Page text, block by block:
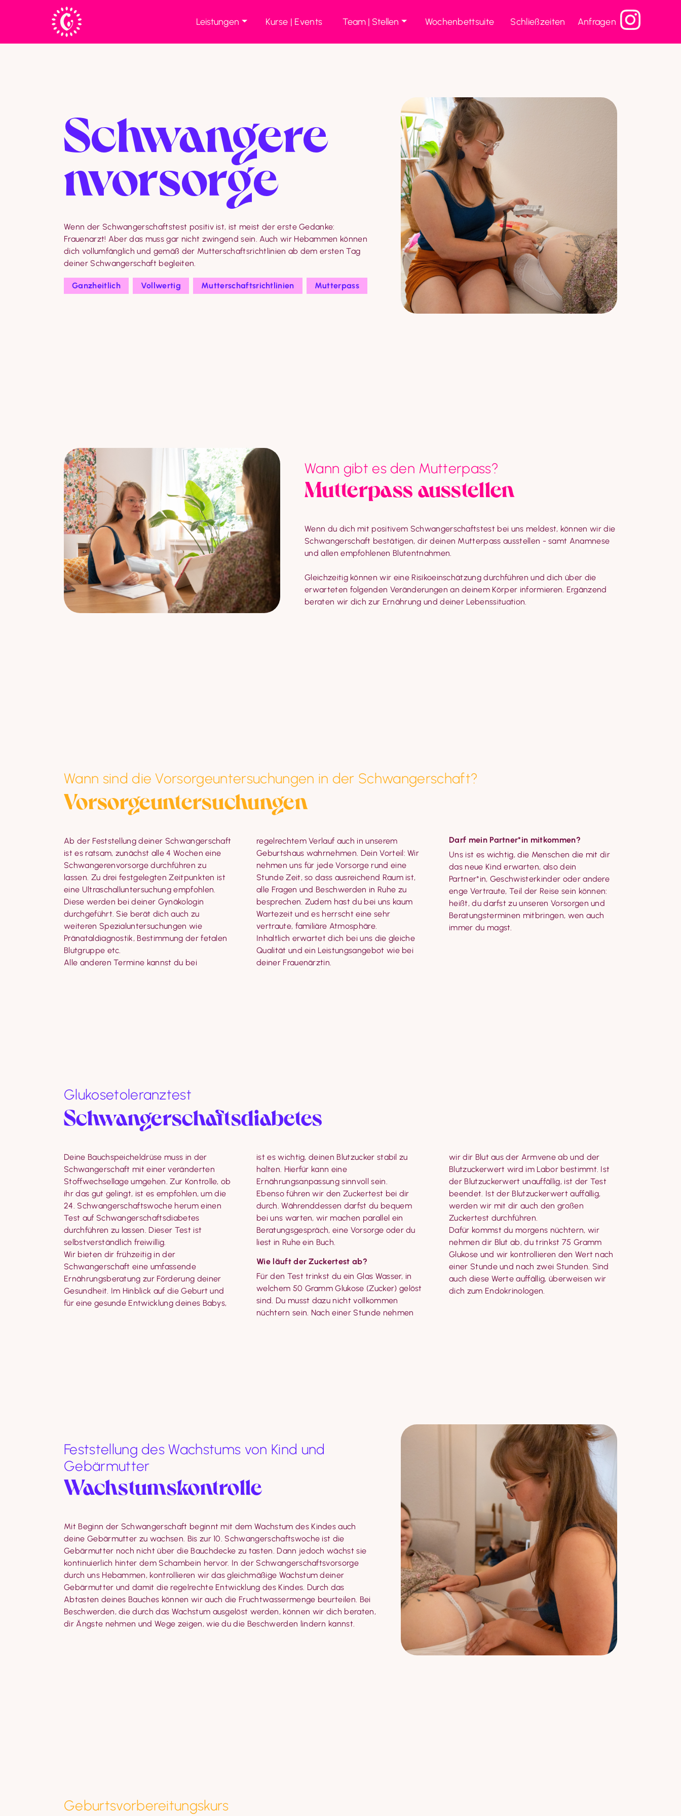
Leistungen Kurse | Events Team | Stellen Wochenbettsuite Schließzeiten Anfragen
Schwangere
n­vorsorge
Wenn der Schwangerschaftstest positiv ist, ist meist der erste Gedanke:
Frauenarzt! Aber das muss gar nicht zwingend sein. Auch wir Hebammen können
dich vollumfänglich und gemäß der Mutterschaftsrichtlinien ab dem ersten Tag
deiner Schwangerschaft begleiten.
Ganzheitlich Vollwertig Mutterschaftsrichtlinien Mutterpass
Wann gibt es den Mutterpass?
Mutterpass ausstellen
Wenn du dich mit positivem Schwangerschaftstest bei uns meldest, können wir die
Schwangerschaft bestätigen, dir deinen Mutterpass ausstellen - samt Anamnese
und allen empfohlenen Blutentnahmen.
Gleichzeitig können wir eine Risikoeinschätzung durchführen und dich über die
erwarteten folgenden Veränderungen an deinem Körper informieren. Ergänzend
beraten wir dich zur Ernährung und deiner Lebenssituation.
Wann sind die Vorsorgeuntersuchungen in der Schwangerschaft?
Vorsorgeuntersuchungen
Ab der Feststellung deiner Schwangerschaft
ist es ratsam, zunächst alle 4 Wochen eine
Schwangerenvorsorge durchführen zu
lassen. Zu drei festgelegten Zeitpunkten ist
eine Ultraschalluntersuchung empfohlen.
Diese werden bei deiner Gynäkologin
durchgeführt. Sie berät dich auch zu
weiteren Spezialuntersuchungen wie
Pränataldiagnostik, Bestimmung der fetalen
Blutgruppe etc.
Alle anderen Termine kannst du bei
regelrechtem Verlauf auch in unserem
Geburtshaus wahrnehmen. Dein Vorteil: Wir
nehmen uns für jede Vorsorge rund eine
Stunde Zeit, so dass ausreichend Raum ist,
alle Fragen und Beschwerden in Ruhe zu
besprechen. Zudem hast du bei uns kaum
Wartezeit und es herrscht eine sehr
vertraute, familiäre Atmosphäre.
Inhaltlich erwartet dich bei uns die gleiche
Qualität und ein Leistungsangebot wie bei
deiner Frauenärztin.
Darf mein Partner*in mitkommen?
Uns ist es wichtig, die Menschen die mit dir
das neue Kind erwarten, also dein
Partner*in, Geschwisterkinder oder andere
enge Vertraute, Teil der Reise sein können:
heißt, du darfst zu unseren Vorsorgen und
Beratungsterminen mitbringen, wen auch
immer du magst.
Glukosetoleranztest
Schwangerschaftsdiabetes
Deine Bauchspeicheldrüse muss in der
Schwangerschaft mit einer veränderten
Stoffwechsellage umgehen. Zur Kontrolle, ob
ihr das gut gelingt, ist es empfohlen, um die
24. Schwangerschaftswoche herum einen
Test auf Schwangerschaftsdiabetes
durchführen zu lassen. Dieser Test ist
selbstverständlich freiwillig.
Wir bieten dir frühzeitig in der
Schwangerschaft eine umfassende
Ernährungsberatung zur Förderung deiner
Gesundheit. Im Hinblick auf die Geburt und
für eine gesunde Entwicklung deines Babys,
ist es wichtig, deinen Blutzucker stabil zu
halten. Hierfür kann eine
Ernährungsanpassung sinnvoll sein.
Ebenso führen wir den Zuckertest bei dir
durch. Währenddessen darfst du bequem
bei uns warten, wir machen parallel ein
Beratungsgespräch, eine Vorsorge oder du
liest in Ruhe ein Buch.
Wie läuft der Zuckertest ab?
Für den Test trinkst du ein Glas Wasser, in
welchem 50 Gramm Glukose (Zucker) gelöst
sind. Du musst dazu nicht vollkommen
nüchtern sein. Nach einer Stunde nehmen
wir dir Blut aus der Armvene ab und der
Blutzuckerwert wird im Labor bestimmt. Ist
der Blutzuckerwert unauffällig, ist der Test
beendet. Ist der Blutzuckerwert auffällig,
werden wir mit dir auch den großen
Zuckertest durchführen.
Dafür kommst du morgens nüchtern, wir
nehmen dir Blut ab, du trinkst 75 Gramm
Glukose und wir kontrollieren den Wert nach
einer Stunde und nach zwei Stunden. Sind
auch diese Werte auffällig, überweisen wir
dich zum Endokrinologen.
Feststellung des Wachstums von Kind und
Gebärmutter
Wachstumskontrolle
Mit Beginn der Schwangerschaft beginnt mit dem Wachstum des Kindes auch
deine Gebärmutter zu wachsen. Bis zur 10. Schwangerschaftswoche ist die
Gebärmutter noch nicht über die Bauchdecke zu tasten. Dann jedoch wächst sie
kontinuierlich hinter dem Schambein hervor. In der Schwangerschaftsvorsorge
durch uns Hebammen, kontrollieren wir das gleichmäßige Wachstum deiner
Gebärmutter und damit die regelrechte Entwicklung des Kindes. Durch das
Abtasten deines Bauches können wir auch die Fruchtwassermenge beurteilen. Bei
Beschwerden, die durch das Wachstum ausgelöst werden, können wir dich beraten,
dir Ängste nehmen und Wege zeigen, wie du die Beschwerden lindern kannst.
Geburtsvorbereitungskurs